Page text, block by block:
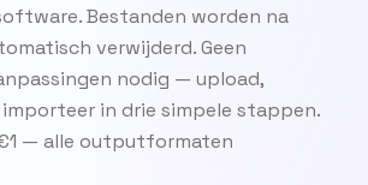
Bestanden worden na
verwijderd. Geen
nodig — upload,
in drie simpele stappen.
— alle outputformaten